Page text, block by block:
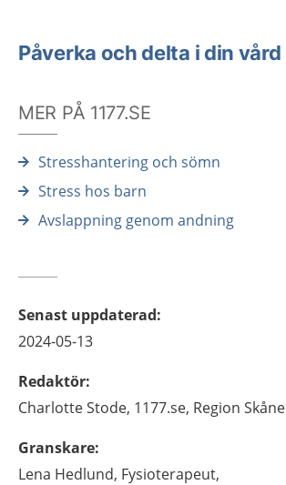
Påverka och delta i din vård
MER PÅ 1177.SE
Stresshantering och sömn
Stress hos barn
Avslappning genom andning
Senast uppdaterad:
2024-05-13
Redaktör:
CharlotteStode, 1177.se, Region Skåne
Granskare:
Lena Hedlund, Fysioterapeut,